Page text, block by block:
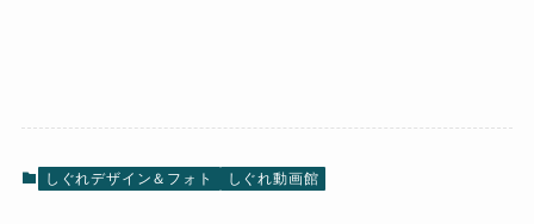
しぐれデザイン＆フォト しぐれ動画館